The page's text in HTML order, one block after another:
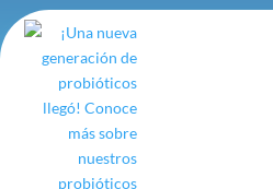
Ayuda en la
desarrollo de
(sarpullido).